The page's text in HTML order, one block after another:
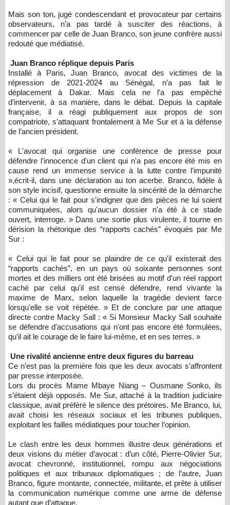
Mais son ton, jugé condescendant et provocateur par certains
observateurs, n’a pas tardé à susciter des réactions, à
commencer par celle de Juan Branco, son jeune confrère aussi
redouté que médiatisé.
Juan Branco réplique depuis Paris
Installé à Paris, Juan Branco, avocat des victimes de la
répression de 2021-2024 au Sénégal, n’a pas fait le
déplacement à Dakar. Mais cela ne l’a pas empêché
d’intervenir, à sa manière, dans le débat. Depuis la capitale
française, il a réagi publiquement aux propos de son
compatriote, s’attaquant frontalement à Me Sur et à la défense
de l’ancien président.
« L'avocat qui organise une conférence de presse pour
défendre l'innocence d'un client qui n'a pas encore été mis en
cause rend un immense service à la lutte contre l'impunité
»,écrit-il, dans une déclaration au ton acerbe. Branco, fidèle à
son style incisif, questionne ensuite la sincérité de la démarche
: « Celui qui le fait pour s'indigner que des pièces ne lui soient
communiquées, alors qu'aucun dossier n'a été à ce stade
ouvert, interroge. » Dans une sortie plus virulente, il tourne en
dérision la rhétorique des “rapports cachés” évoqués par Me
Sur :
« Celui qui le fait pour se plaindre de ce qu'il existerait des
“rapports cachés”, en un pays où soixante personnes sont
mortes et des milliers ont été brisées au motif d'un réel rapport
caché par celui qu'il est censé défendre, rend vivante la
maxime de Marx, selon laquelle la tragédie devient farce
lorsqu'elle se voit répétée. » Et de conclure par une attaque
directe contre Macky Sall : « Si Monsieur Macky Sall souhaite
se défendre d'accusations qui n'ont pas encore été formulées,
qu'il ait le courage de le faire lui-même, et en ses terres. »
Une rivalité ancienne entre deux figures du barreau
Ce n’est pas la première fois que les deux avocats s’affrontent
par presse interposée.
Lors du procès Mame Mbaye Niang – Ousmane Sonko, ils
s’étaient déjà opposés. Me Sur, attaché à la tradition judiciaire
classique, avait préféré le silence des prétoires. Me Branco, lui,
avait choisi les réseaux sociaux et les tribunes publiques,
exploitant les failles médiatiques pour toucher l’opinion.
Le clash entre les deux hommes illustre deux générations et
deux visions du métier d’avocat : d’un côté, Pierre-Olivier Sur,
avocat chevronné, institutionnel, rompu aux négociations
politiques et aux tribunaux diplomatiques ; de l’autre, Juan
Branco, figure montante, connectée, militante, et prête à utiliser
la communication numérique comme une arme de défense
autant que d’attaque.